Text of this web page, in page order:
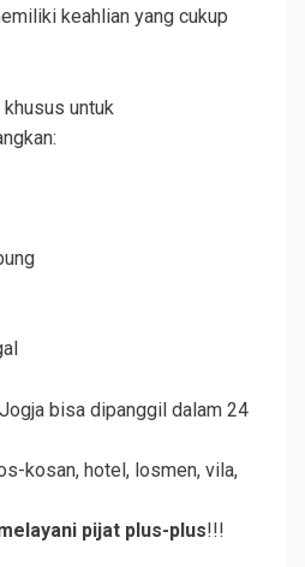
keahlian yang cukup
untuk
bisa dipanggil dalam 24
kosan, hotel, losmen, vila,
pijat plus-plus!!!